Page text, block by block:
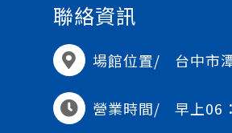
聯絡資訊
場館位置/ 台中市
營業時間/ 早上06